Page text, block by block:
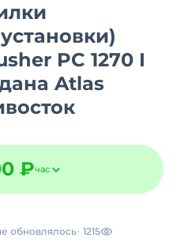
PC 1270 I
Atlas
₽час
обновлялось 1215